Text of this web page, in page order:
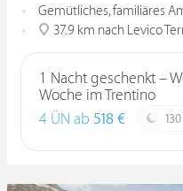
Gemütliches, familiäres
37.9 km nach Levico
1 Nacht geschenkt –
Woche im Trentino
4 ÜN ab 518 €